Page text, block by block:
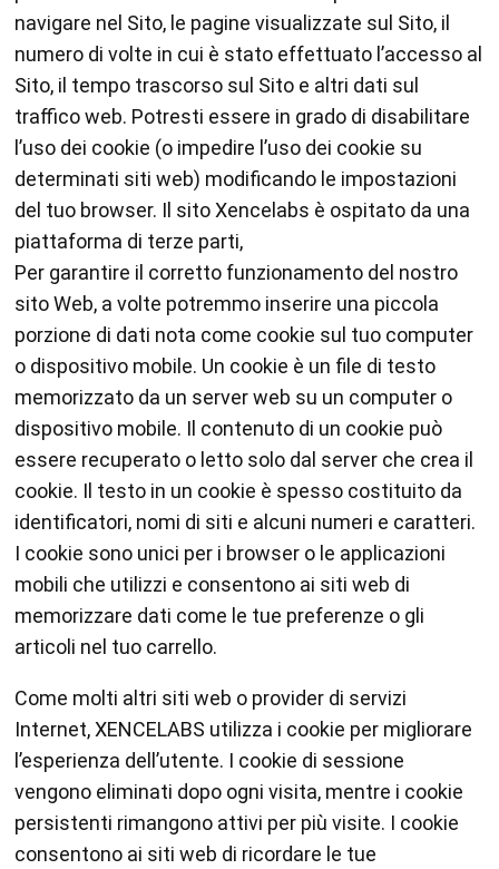
navigare nel Sito, le pagine visualizzate sul Sito, il
numero di volte in cui è stato effettuato l’accesso al
Sito, il tempo trascorso sul Sito e altri dati sul
traffico web. Potresti essere in grado di disabilitare
l’uso dei cookie (o impedire l’uso dei cookie su
determinati siti web) modificando le impostazioni
del tuo browser. Il sito Xencelabs è ospitato da una
piattaforma di terze parti,
Per garantire il corretto funzionamento del nostro
sito Web, a volte potremmo inserire una piccola
porzione di dati nota come cookie sul tuo computer
o dispositivo mobile. Un cookie è un file di testo
memorizzato da un server web su un computer o
dispositivo mobile. Il contenuto di un cookie può
essere recuperato o letto solo dal server che crea il
cookie. Il testo in un cookie è spesso costituito da
identificatori, nomi di siti e alcuni numeri e caratteri.
I cookie sono unici per i browser o le applicazioni
mobili che utilizzi e consentono ai siti web di
memorizzare dati come le tue preferenze o gli
articoli nel tuo carrello.
Come molti altri siti web o provider di servizi
Internet, XENCELABS utilizza i cookie per migliorare
l’esperienza dell’utente. I cookie di sessione
vengono eliminati dopo ogni visita, mentre i cookie
persistenti rimangono attivi per più visite. I cookie
consentono ai siti web di ricordare le tue